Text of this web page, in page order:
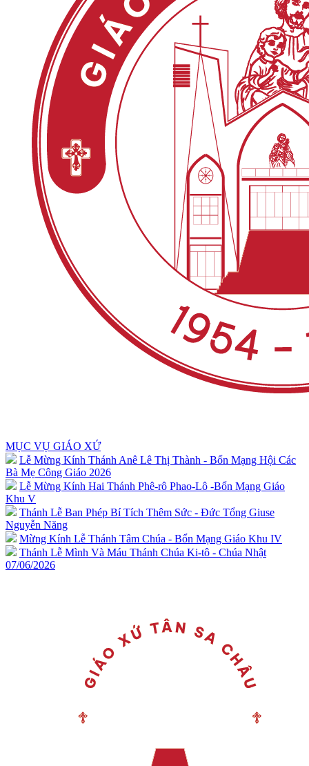
MỤC VỤ GIÁO XỨ
Lễ Mừng Kính Thánh Anê Lê Thị Thành - Bổn Mạng Hội Các
Bà Mẹ Công Giáo 2026
Lễ Mừng Kính Hai Thánh Phê-rô Phao-Lô -Bổn Mạng Giáo
Khu V
Thánh Lễ Ban Phép Bí Tích Thêm Sức - Đức Tổng Giuse
Nguyễn Năng
Mừng Kính Lễ Thánh Tâm Chúa - Bổn Mạng Giáo Khu IV
Thánh Lễ Mình Và Máu Thánh Chúa Ki-tô - Chúa Nhật
07/06/2026